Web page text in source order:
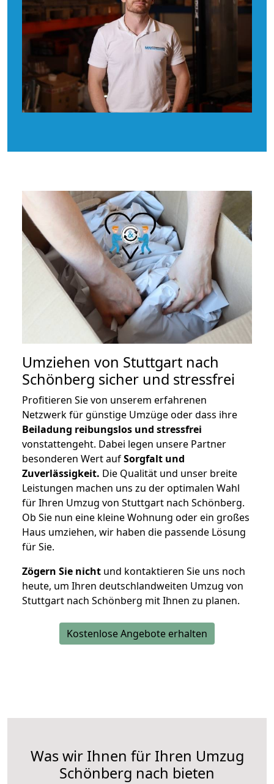
Umziehen von Stuttgart nach
Schönberg sicher und stressfrei
Profitieren Sie von unserem erfahrenen
Netzwerk für günstige Umzüge oder dass ihre
Beiladung reibungslos und stressfrei
vonstattengeht. Dabei legen unsere Partner
besonderen Wert aufSorgfalt und
Zuverlässigkeit. Die Qualität und unser breite
Leistungen machen uns zu der optimalen Wahl
für Ihren Umzug von Stuttgart nach Schönberg.
Ob Sie nun eine kleine Wohnung oder ein großes
Haus umziehen, wir haben die passende Lösung
für Sie.
Zögern Sie nicht und kontaktieren Sie uns noch
heute, um Ihren deutschlandweiten Umzug von
Stuttgart nach Schönberg mit Ihnen zu planen.
Kostenlose Angebote erhalten
Was wir Ihnen für Ihren Umzug
Schönberg nach bieten